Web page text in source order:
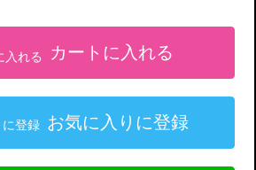
カートに入れる
お気に入りに登録